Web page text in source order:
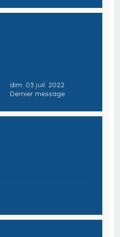
dim. 03 juil. 2022
Dernier message